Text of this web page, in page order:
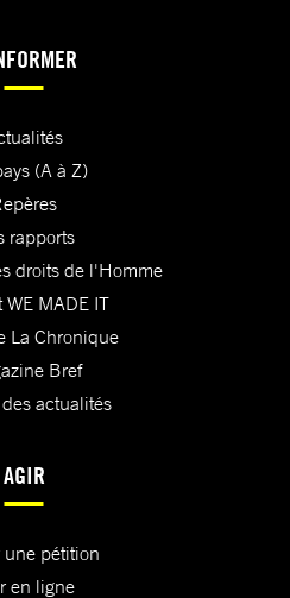
(A à Z)
rapports
droits de l'Homme
WE MADE IT
La Chronique
Bref
actualités
AGIR
une pétition
en ligne